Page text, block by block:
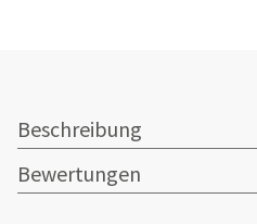
Beschreibung
Bewertungen